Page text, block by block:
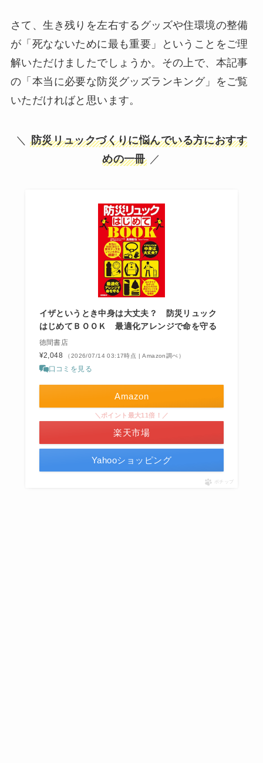
さて、生き残りを左右するグッズや住環境の整備
が「死なないために最も重要」ということをご理
解いただけましたでしょうか。その上で、本記事
の「本当に必要な防災グッズランキング」をご覧
いただければと思います。
＼ 防災リュックづくりに悩んでいる方におすす
めの一冊／
イザというとき中身は大丈夫？ 防災リュック
はじめてＢＯＯＫ 最適化アレンジで命を守る
徳間書店
¥2,048
（2026/07/14 03:17時点 | Amazon調べ）
口コミを見る
Amazon
＼ポイント最大11倍！／
楽天市場
Yahooショッピング
ポチップ